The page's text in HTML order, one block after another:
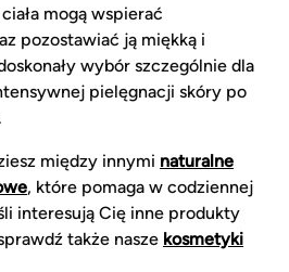
mogą wspierać
pozostawiać ją miękką i
wybór szczególnie dla
pielęgnacji skóry po
między innymi naturalne
, które pomaga w codziennej
interesują Cię inne produkty
także nasze kosmetyki